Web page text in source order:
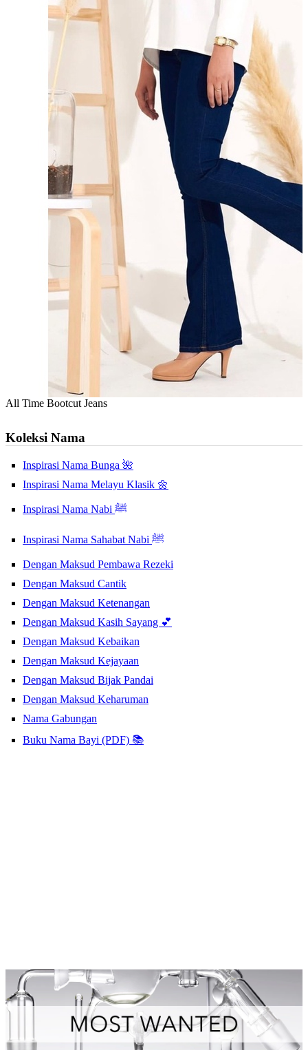
All Time Bootcut Jeans
Koleksi Nama
Inspirasi Nama Bunga 🌺
Inspirasi Nama Melayu Klasik 🌼
Inspirasi Nama Nabi ﷺ
Inspirasi Nama Sahabat Nabi ﷺ
Dengan Maksud Pembawa Rezeki
Dengan Maksud Cantik
Dengan Maksud Ketenangan
Dengan Maksud Kasih Sayang 💕
Dengan Maksud Kebaikan
Dengan Maksud Kejayaan
Dengan Maksud Bijak Pandai
Dengan Maksud Keharuman
Nama Gabungan
Buku Nama Bayi (PDF) 📚